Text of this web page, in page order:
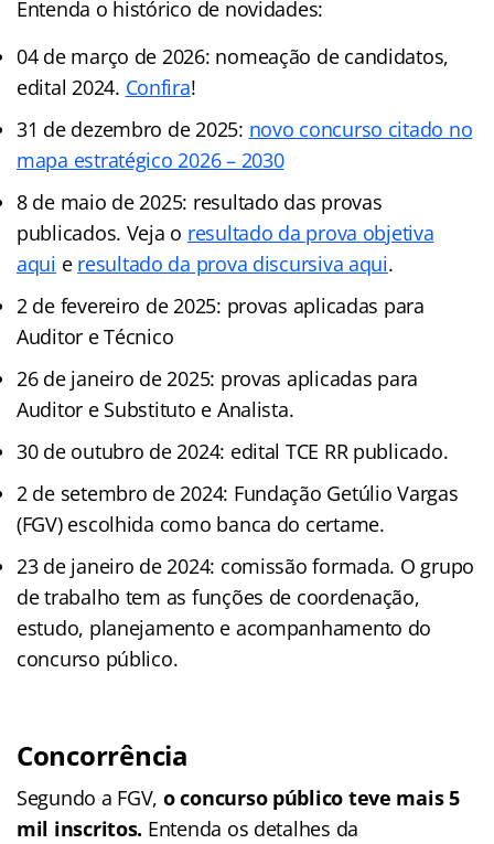
Entenda o histórico de novidades:
04 de março de 2026: nomeação de candidatos,
edital 2024. Confira!
31 de dezembro de 2025: novo concurso citado no
mapa estratégico 2026 – 2030
8 de maio de 2025: resultado das provas
publicados. Veja o resultado da prova objetiva
aqui e resultado da prova discursiva aqui.
2 de fevereiro de 2025: provas aplicadas para
Auditor e Técnico
26 de janeiro de 2025: provas aplicadas para
Auditor e Substituto e Analista.
30 de outubro de 2024: edital TCE RR publicado.
2 de setembro de 2024: Fundação Getúlio Vargas
(FGV) escolhida como banca do certame.
23 de janeiro de 2024: comissão formada. O grupo
de trabalho tem as funções de coordenação,
estudo, planejamento e acompanhamento do
concurso público.
Concorrência
Segundo a FGV, o concurso público teve mais 5
mil inscritos. Entenda os detalhes da